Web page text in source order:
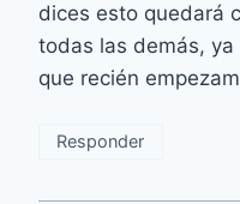
dices esto quedará
todas las demás,
que recién
Responder